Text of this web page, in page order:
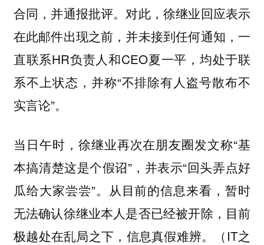
合同，并通报批评。对此，徐继业回应表示
在此邮件出现之前，并未接到任何通知，一
直联系HR负责人和CEO夏一平，均处于联
系不上状态，并称“不排除有人盗号散布不
实言论”。
当日午时，徐继业再次在朋友圈发文称“基
本搞清楚这是个假诏”，并表示“回头弄点好
瓜给大家尝尝”。从目前的信息来看，暂时
无法确认徐继业本人是否已经被开除，目前
极越处在乱局之下，信息真假难辨。（IT之